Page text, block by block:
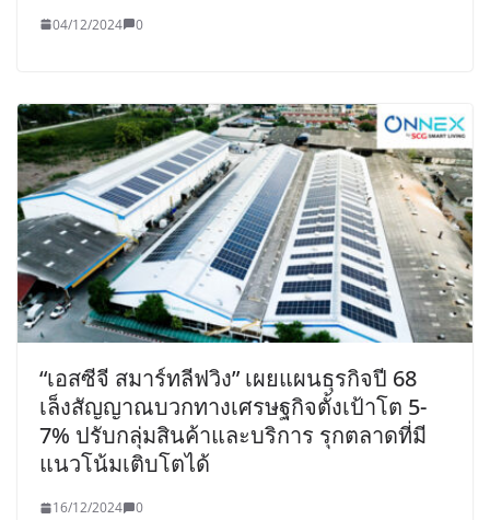
04/12/2024 0
“เอสซีจี สมาร์ทลีฟวิง” เผยแผนธุรกิจปี 68
เล็งสัญญาณบวกทางเศรษฐกิจตั้งเป้าโต 5-
7% ปรับกลุ่มสินค้าและบริการ รุกตลาดที่มี
แนวโน้มเติบโตได้
16/12/2024 0